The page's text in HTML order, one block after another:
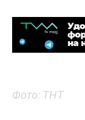
Фото: ТНТ